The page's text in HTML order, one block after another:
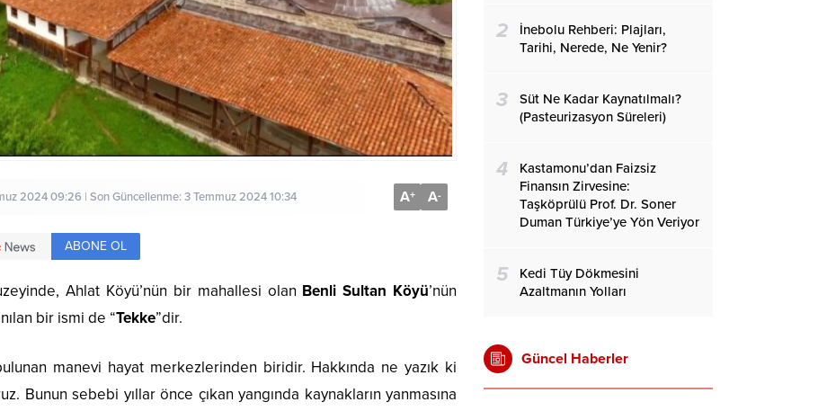
2024 09:26 | Son Güncellenme: 3 Temmuz 2024 10:34 A+ A-
ABONE OL
Ahlat Köyü’nün bir mahallesi olan Benli Sultan Köyü’nün
bir ismi de “Tekke”dir.
manevi hayat merkezlerinden biridir. Hakkında ne yazık ki
Bunun sebebi yıllar önce çıkan yangında kaynakların yanmasına
2
İnebolu Rehberi: Plajları,
Tarihi, Nerede, Ne Yenir?
3
Süt Ne Kadar Kaynatılmalı?
(Pasteurizasyon Süreleri)
4
Kastamonu’dan Faizsiz
Finansın Zirvesine:
Taşköprülü Prof. Dr. Soner
Duman Türkiye’ye Yön Veriyor
5
Kedi Tüy Dökmesini
Azaltmanın Yolları
Güncel Haberler